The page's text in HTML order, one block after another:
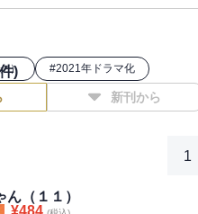
） #2021年ドラマ化
件)
新刊から
1
（１１）
¥484